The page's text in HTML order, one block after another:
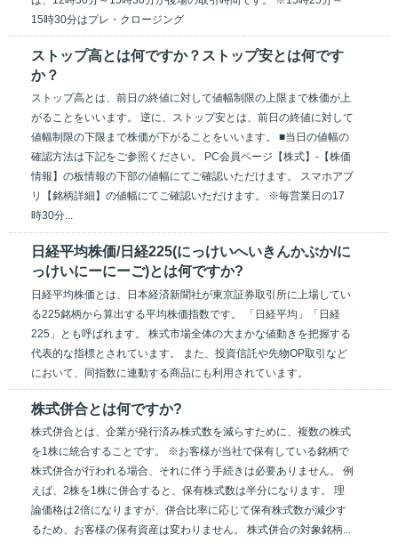
15時30分はプレ・クロージング
ストップ高とは何ですか？ストップ安とは何です
か？
ストップ高とは、前日の終値に対して値幅制限の上限まで株価が上
がることをいいます。 逆に、ストップ安とは、前日の終値に対して
値幅制限の下限まで株価が下がることをいいます。 ■当日の値幅の
確認方法は下記をご参照ください。 PC会員ページ【株式】-【株価
情報】の板情報の下部の値幅にてご確認いただけます。 スマホアプ
リ【銘柄詳細】の値幅にてご確認いただけます。 ※毎営業日の17
時30分...
日経平均株価/日経225(にっけいへいきんかぶか/に
っけいにーにーご)とは何ですか?
日経平均株価とは、日本経済新聞社が東京証券取引所に上場してい
る225銘柄から算出する平均株価指数です。 「日経平均」「日経
225」とも呼ばれます。 株式市場全体の大まかな値動きを把握する
代表的な指標とされています。 また、投資信託や先物OP取引など
において、同指数に連動する商品にも利用されています。
株式併合とは何ですか?
株式併合とは、企業が発行済み株式数を減らすために、複数の株式
を1株に統合することです。 ※お客様が当社で保有している銘柄で
株式併合が行われる場合、それに伴う手続きは必要ありません。 例
えば、2株を1株に併合すると、保有株式数は半分になります。 理
論価格は2倍になりますが、併合比率に応じて保有株式数が減少す
るため、お客様の保有資産は変わりません。 株式併合の対象銘柄...